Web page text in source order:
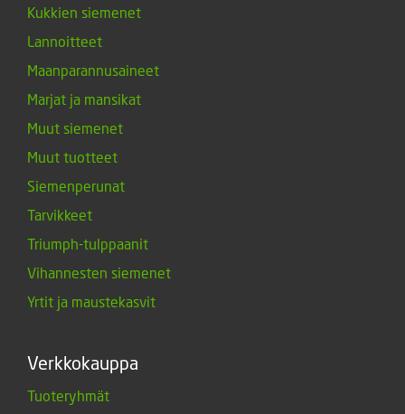
Kukkien siemenet
Lannoitteet
Maanparannusaineet
Marjat ja mansikat
Muut siemenet
Muut tuotteet
Siemenperunat
Tarvikkeet
Triumph-tulppaanit
Vihannesten siemenet
Yrtit ja maustekasvit
Verkkokauppa
Tuoteryhmät